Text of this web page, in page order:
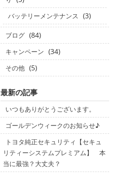
バッテリーメンテナンス (3)
ブログ (84)
キャンペーン (34)
その他 (5)
最新の記事
いつもありがとうございます。
ゴールデンウィークのお知らせ♪
トヨタ純正セキュリティ【セキュ
リティーシステムプレミアム】 本
当に最強？大丈夫？